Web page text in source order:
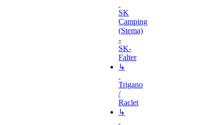
SK
Camping
(Stema)
-
SK-
Falter
↳
Trigano
/
Raclet
↳